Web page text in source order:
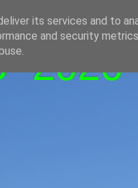
2026
its services and to
and security